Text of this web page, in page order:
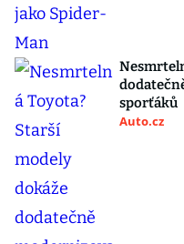
sporťáků
Auto.cz